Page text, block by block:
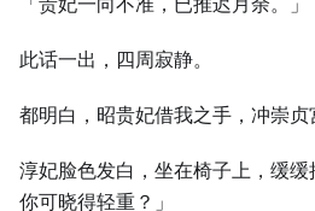
此话一出，四周寂静。
都明白，昭贵妃借我之手，冲崇贞
淳妃脸色发白，坐在椅子上，缓
你可晓得轻重？」